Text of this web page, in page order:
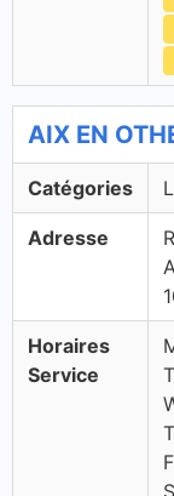
AIX EN
Catégories
Adresse
Horaires
Service